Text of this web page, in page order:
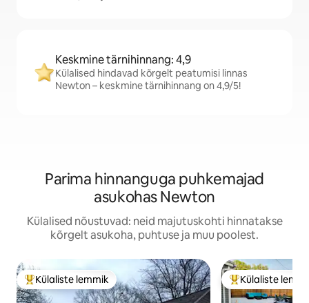
Keskmine tärnihinnang: 4,9
Külalised hindavad kõrgelt peatumisi linnas
Newton – keskmine tärnihinnang on 4,9/5!
Parima hinnanguga puhkemajad
asukohas Newton
Külalised nõustuvad: neid majutuskohti hinnatakse
kõrgelt asukoha, puhtuse ja muu poolest.
Külaliste suur lemmik
Külaliste lemmik Külaliste suur
Külaliste